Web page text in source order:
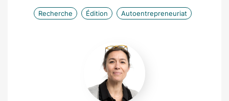
Recherche Édition Autoentrepreneuriat
Florence
Apparailly